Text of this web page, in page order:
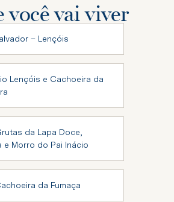
você vai viver
– Lençóis
Lençóis e Cachoeira da
da Lapa Doce,
e Morro do Pai Inácio
da Fumaça